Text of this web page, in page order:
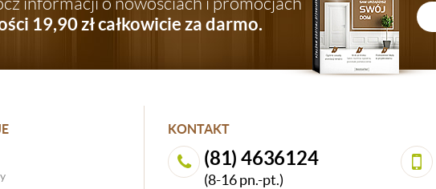
19,90 zł całkowicie za darmo.
KONTAKT
(81) 4636124
(8-16 pn.-pt.)